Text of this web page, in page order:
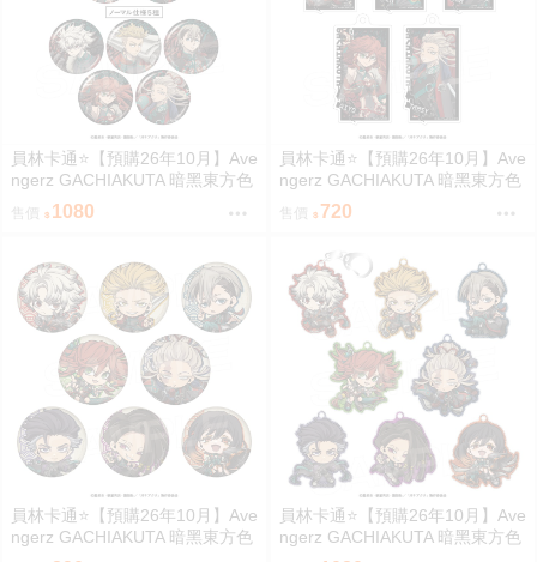
員林卡通⭐️【預購26年10月】Ave
ngerz GACHIAKUTA 暗黑東方色
彩 胸章 徽章收藏集 中盒 0814
1080
員林卡通⭐️【預購26年10月】Ave
ngerz GACHIAKUTA 暗黑東方色
彩 壓克力鑰匙圈集 中盒 0814
720
員林卡通⭐️【預購26年10月】Ave
ngerz GACHIAKUTA 暗黑東方色
員林卡通⭐️【預購26年10月】Ave
ngerz GACHIAKUTA 暗黑東方色